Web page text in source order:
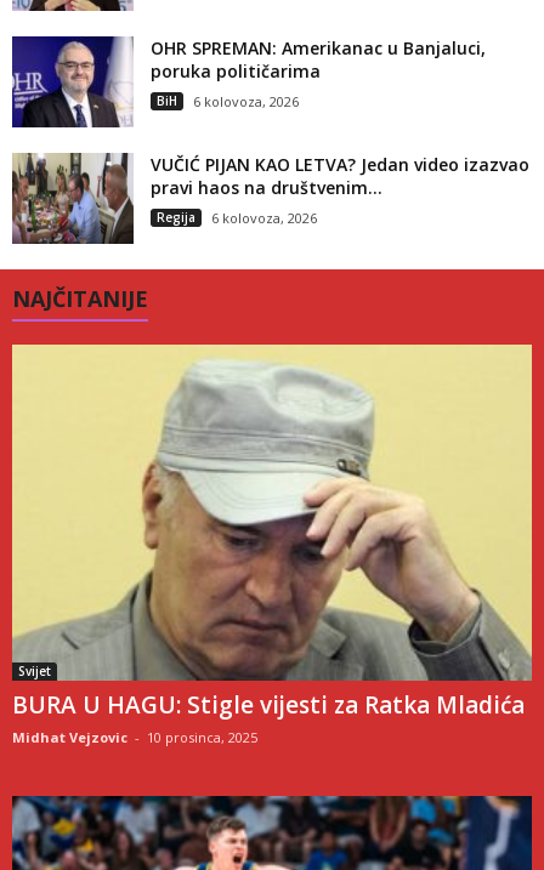
OHR SPREMAN: Amerikanac u Banjaluci,
poruka političarima
BiH 6 kolovoza, 2026
VUČIĆ PIJAN KAO LETVA? Jedan video izazvao
pravi haos na društvenim...
Regija 6 kolovoza, 2026
NAJČITANIJE
Svijet
BURA U HAGU: Stigle vijesti za Ratka Mladića
Midhat Vejzovic - 10 prosinca, 2025